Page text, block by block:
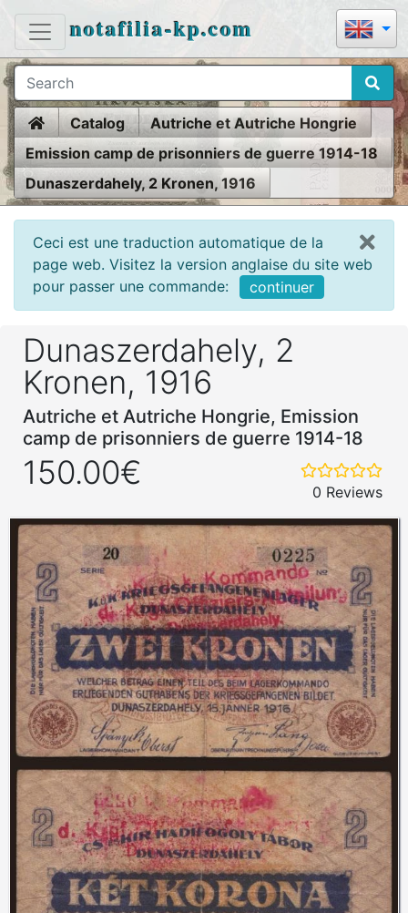
notafilia-kp.com
HomeCatalog
Autriche et Autriche Hongrie
Emission camp de prisonniers de guerre 1914-18
Dunaszerdahely, 2 Kronen, 1916
Ceci est une traduction automatique de la
page web. Visitez la version anglaise du site web
pour passer une commande:
continuer
Dunaszerdahely, 2
Kronen, 1916
Autriche et Autriche Hongrie, Emission
camp de prisonniers de guerre 1914-18
150.00€
0 Reviews